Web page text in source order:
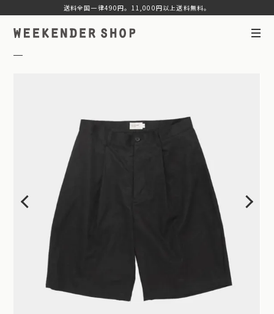
送料全国一律490円。11,000円以上送料無料。